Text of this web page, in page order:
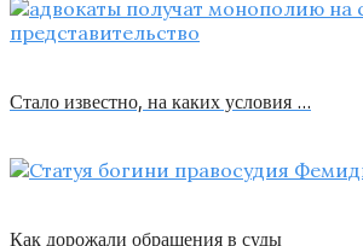
Стало известно, на каких условия …
Как дорожали обращения в суды